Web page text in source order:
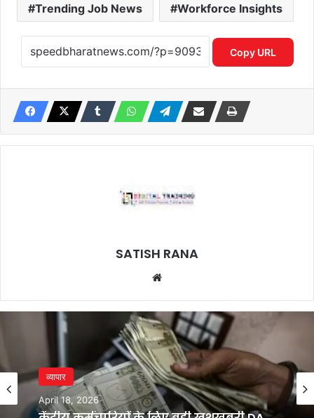
Trending Job News Workforce Insights
Copy URL
SATISH RANA
व्यापार
April 18, 2026